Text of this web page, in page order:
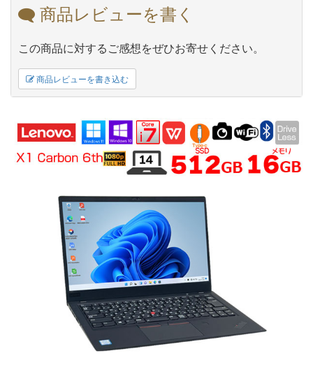
商品レビューを書く
この商品に対するご感想をぜひお寄せください。
商品レビューを書き込む